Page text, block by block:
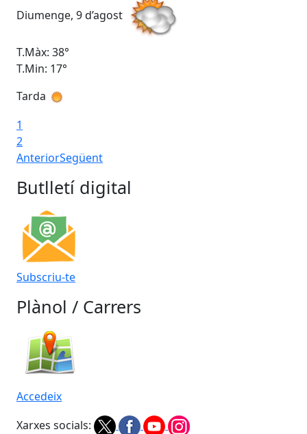
Diumenge, 9 d’agost
T.Màx: 38°
T.Min: 17°
Tarda
1
2
AnteriorSegüent
Butlletí digital
Subscriu-te
Plànol / Carrers
Accedeix
Xarxes socials: